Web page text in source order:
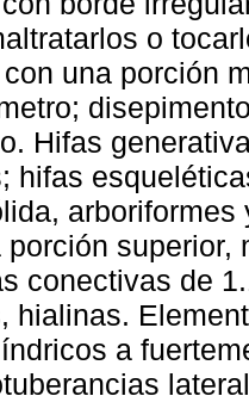
o
una porción
Hifas
hifas
superior,
conectivas de
hialinas.
a